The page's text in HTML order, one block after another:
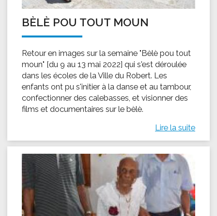
BÈLÈ POU TOUT MOUN
Retour en images sur la semaine "Bèlè pou tout
moun" [du 9 au 13 mai 2022] qui s'est déroulée
dans les écoles de la Ville du Robert. Les
enfants ont pu s'initier à la danse et au tambour,
confectionner des calebasses, et visionner des
films et documentaires sur le bèlè.
Lire la suite